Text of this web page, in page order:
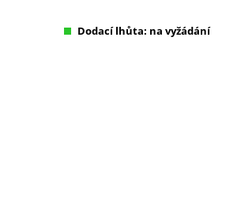
Dodací lhůta: na vyžádání